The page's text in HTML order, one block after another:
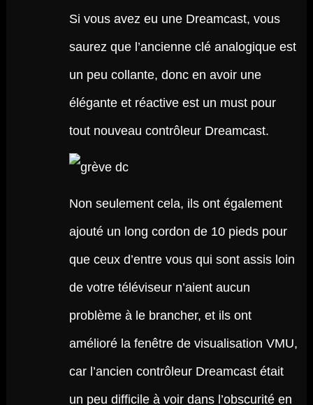
Si vous avez eu une Dreamcast, vous
saurez que l’ancienne clé analogique est
un peu collante, donc en avoir une
élégante et réactive est un must pour
tout nouveau contrôleur Dreamcast.
Non seulement cela, ils ont également
ajouté un long cordon de 10 pieds pour
que ceux d’entre vous qui sont assis loin
de votre téléviseur n’aient aucun
problème à le brancher, et ils ont
amélioré la fenêtre de visualisation VMU,
car l’ancien contrôleur Dreamcast était
un peu difficile à voir dans l’obscurité en